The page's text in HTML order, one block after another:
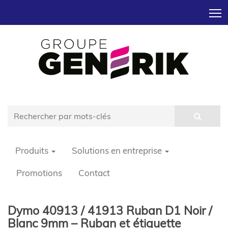
Produits Solutions en entreprise
Promotions Contact
Dymo 40913 / 41913 Ruban D1 Noir /
Blanc 9mm – Ruban et étiquette